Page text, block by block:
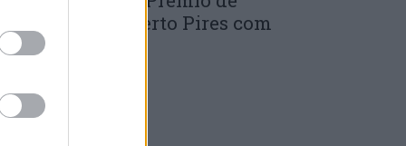
Inovação J. Norberto Pires com